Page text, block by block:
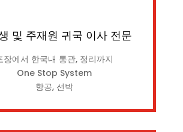
및 주재원 귀국 이사 전문
장에서 한국내 통관, 정리까지
One Stop System
항공, 선박